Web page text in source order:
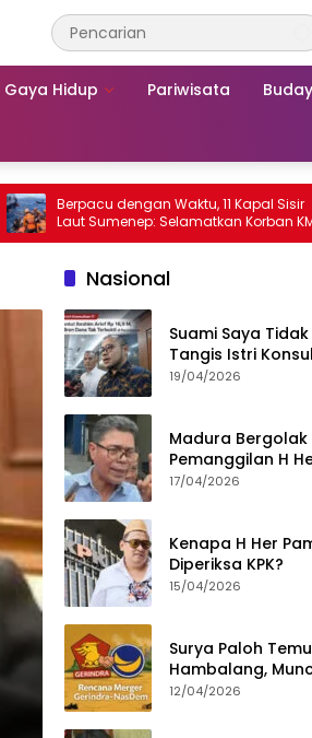
Gaya Hidup Pariwisata
Berpacu dengan Waktu, 11 Kapal Sisir
Laut Sumenep: Selamatkan Korban KMP
Mutiara Sentosa 2
Nasional
Suami Saya
Tangis Istri
Nadiem Dituntut
19/04/2026
Madura Bergolak
Pemanggilan H
Pamekasan,
17/04/2026
Kenapa H Her
Diperiksa KPK?
15/04/2026
Surya Paloh
Hambalang,
Penggabungan
12/04/2026